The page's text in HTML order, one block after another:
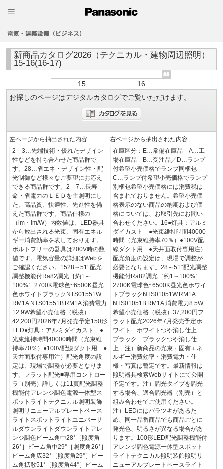
電気・建築設備（ビジネス）
新商品カタログ2026（テクニカル・建物周辺照明）
15-16(16-17)
15
16
お探しのページはデジタルカタログでご覧いただけます。
左ページから抽出された内容
2 3…先端技術・優れたデザイン
性などを持ち合わせた商品群で
す。28…省エネ・デザイン性・配
光制御など様々なご要望にお応え
できる商品群です。2 7…長寿
命・省電力のＬＥＤを主照明にし
た、高品質、快適性、先進性を備
えた商品群です。商品仕様の
（lm・lm/W）内数値は、LED器具
から放出される光束、固有エネル
ギー消費効率を表しております。
ボルトフリーの器具は200V時の数
値です。電気容量の詳細はWebを
ご確認ください。1528～51°配光
調整機能付Ra82調光［約1～
100%］2700K電球色~6500K昼光
色ホワイトブラックNTS01551W
RM1A NTS01551B RM1A 消費電力
12.9W希望小売価格（税抜）
42,200円2026年7月発売予定150形
LED●灯具：アルミダイカスト ●
光束維持時間40000時間（光束維
持率70％）●100V配線ダクト用 ●
天井面取付専用注）配光角度の設
定は、現場で調整が必要となりま
す。フラット配光■専用コントロー
ラ（別売）詳しくは11頁配光調整
機能付アレンジ調色電源一体型ス
ポットライトテクニカル照明装飾
照明リニューアルプレートベース
ライトスポットライトユニバーサ
ルダウンライトダウンライトアレ
ンジ調色ビーム角中28°［照度角
26°］ビーム角中29°［照度角26°］
ビーム角広32°［照度角29°］ビー
ム角拡散51°［照度角44°］ビーム
右ページから抽出された内容
在庫区分：E…常備在庫品 A…工
場在庫品 B…受注品／D…ランプ
付希望小売価格でランプ同梱包
C…ランプ付希望小売価格でランプ
別梱包希望小売価格には消費税は
含まれておりません。希望小売価
格表示のない商品の納期および価
格については、お取引先にお問い
合わせください。16●灯具：アルミ
ダイカスト ●光束維持時間40000
時間（光束維持率70％）●100V配
線ダクト用 ●天井面取付専用注）
配光角度の設定は、現場で調整が
必要となります。28～51°配光調整
機能付Ra82調光［約1～100%］
2700K電球色~6500K昼光色ホワイ
トブラックNTS01051W RM1A
NTS01051B RM1A 消費電力8.5W
希望小売価格（税抜）37,200円フ
ラット配光2026年7月発売予定ホ
ワイト…ホワイトつや消し仕上
ブラック…ブラックつや消し仕
上 注）新商品の光束・固有エネ
ルギー消費効率・消費電力・仕
様・写真は暫定です。最新情報は
照明器具検索Webサイトにて公開
予定です。注）調光タイプを調光
する場合、適合調光器（別売）と
組み合わせてご使用ください。
注）LEDにはバラツキがあるた
め、同一品番商品でも商品ごとに
発光色、明るさが異なる場合があ
ります。100形LED配光調整機能付
アレンジ調色電源一体型スポット
ライトテクニカル照明装飾照明リ
ニューアルプレートベースライト